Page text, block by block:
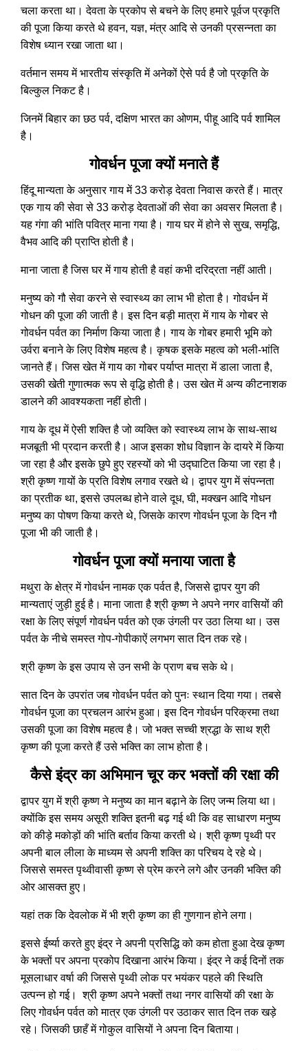
चला करता था। देवता के प्रकोप से बचने के लिए हमारे पूर्वज प्रकृति
की पूजा किया करते थे हवन, यज्ञ, मंत्र आदि से उनकी प्रसन्नता का
विशेष ध्यान रखा जाता था।
वर्तमान समय में भारतीय संस्कृति में अनेकों ऐसे पर्व है जो प्रकृति के
बिल्कुल निकट है।
जिनमें बिहार का छठ पर्व, दक्षिण भारत का ओणम, पीहू आदि पर्व शामिल
है।
गोवर्धन पूजा क्यों मनाते हैं
हिंदू मान्यता के अनुसार गाय में 33 करोड़ देवता निवास करते हैं। मात्र
एक गाय की सेवा से 33 करोड़ देवताओं की सेवा का अवसर मिलता है।
यह गंगा की भांति पवित्र माना गया है। गाय घर में होने से सुख, समृद्धि,
वैभव आदि की प्राप्ति होती है।
माना जाता है जिस घर में गाय होती है वहां कभी दरिद्रता नहीं आती।
मनुष्य को गौ सेवा करने से स्वास्थ्य का लाभ भी होता है। गोवर्धन में
गोधन की पूजा की जाती है। इस दिन बड़ी मात्रा में गाय के गोबर से
गोवर्धन पर्वत का निर्माण किया जाता है। गाय के गोबर हमारी भूमि को
उर्वरा बनाने के लिए विशेष महत्व है। कृषक इसके महत्व को भली-भांति
जानते हैं। जिस खेत में गाय का गोबर पर्याप्त मात्रा में डाला जाता है,
उसकी खेती गुणात्मक रूप से वृद्धि होती है। उस खेत में अन्य कीटनाशक
डालने की आवश्यकता नहीं होती।
गाय के दूध में ऐसी शक्ति है जो व्यक्ति को स्वास्थ्य लाभ के साथ-साथ
मजबूती भी प्रदान करती है। आज इसका शोध विज्ञान के दायरे में किया
जा रहा है और इसके छुपे हुए रहस्यों को भी उद्घाटित किया जा रहा है।
श्री कृष्ण गायों के प्रति विशेष लगाव रखते थे। द्वापर युग में संपन्नता
का प्रतीक था, इससे उपलब्ध होने वाले दूध, घी, मक्खन आदि गोधन
मनुष्य का पोषण किया करते थे, जिसके कारण गोवर्धन पूजा के दिन गौ
पूजा भी की जाती है।
गोवर्धन पूजा क्यों मनाया जाता है
मथुरा के क्षेत्र में गोवर्धन नामक एक पर्वत है, जिससे द्वापर युग की
मान्यताएं जुड़ी हुई है। माना जाता है श्री कृष्ण ने अपने नगर वासियों की
रक्षा के लिए संपूर्ण गोवर्धन पर्वत को एक उंगली पर उठा लिया था। उस
पर्वत के नीचे समस्त गोप-गोपीकाऐं लगभग सात दिन तक रहे।
श्री कृष्ण के इस उपाय से उन सभी के प्राण बच सके थे।
सात दिन के उपरांत जब गोवर्धन पर्वत को पुनः स्थान दिया गया। तबसे
गोवर्धन पूजा का प्रचलन आरंभ हुआ। इस दिन गोवर्धन परिक्रमा तथा
उसकी पूजा का विशेष महत्व है। जो भक्त सच्ची श्रद्धा के साथ श्री
कृष्ण की पूजा करते हैं उसे भक्ति का लाभ होता है।
कैसे इंद्र का अभिमान चूर कर भक्तों की रक्षा की
द्वापर युग में श्री कृष्ण ने मनुष्य का मान बढ़ाने के लिए जन्म लिया था।
क्योंकि इस समय असूरी शक्ति इतनी बढ़ गई थी कि वह साधारण मनुष्य
को कीड़े मकोड़ों की भांति बर्ताव किया करती थे। श्री कृष्ण पृथ्वी पर
अपनी बाल लीला के माध्यम से अपनी शक्ति का परिचय दे रहे थे।
जिससे समस्त पृथ्वीवासी कृष्ण से प्रेम करने लगे और उनकी भक्ति की
ओर आसक्त हुए।
यहां तक कि देवलोक में भी श्री कृष्ण का ही गुणगान होने लगा।
इससे ईर्ष्या करते हुए इंद्र ने अपनी प्रसिद्धि को कम होता हुआ देख कृष्ण
के भक्तों पर अपना प्रकोप दिखाना आरंभ किया। इंद्र ने कई दिनों तक
मूसलाधार वर्षा की जिससे पृथ्वी लोक पर भयंकर पहले की स्थिति
उत्पन्न हो गई। श्री कृष्ण अपने भक्तों तथा नगर वासियों की रक्षा के
लिए गोवर्धन पर्वत को मात्र एक उंगली पर उठाकर सात दिन तक खड़े
रहे। जिसकी छाहँ में गोकुल वासियों ने अपना दिन बिताया।